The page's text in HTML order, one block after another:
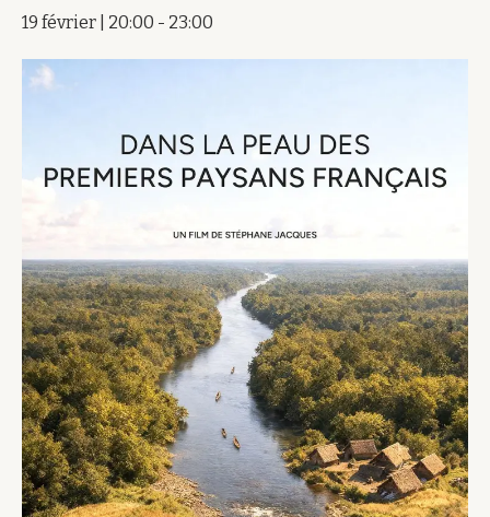
19 février | 20:00 - 23:00